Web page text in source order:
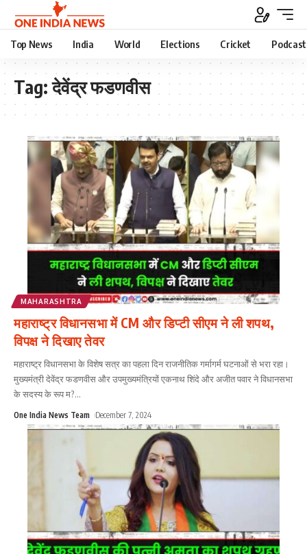
Top News India World Elections Cricket Podcast
Tag:देवेंद्र फडणवीस
MAHARASHTRA
महाराष्ट्र विधानसभा में CM और डिप्टी सीएम ने ली शपथ,
विपक्ष ने दिखाए तेवर
महाराष्ट्र विधानसभा के विशेष सत्र का पहला दिन राजनीतिक गर्मागर्म घटनाओं से भरा रहा।
मुख्यमंत्री देवेंद्र फडणवीस और उपमुख्यमंत्रियों एकनाथ शिंदे और अजीत पवार ने विधानसभा
के सदस्य के रूप म?...
One India News Team December 7, 2024